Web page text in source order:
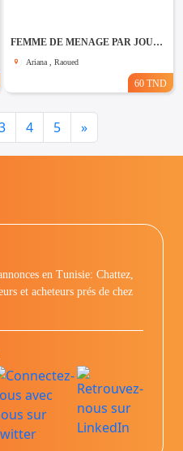
FEMME DE MENAGE PAR JOUR A RAOURD
Ariana , Raoued
60 TND
4 5 »Next
en Tunisie: Chattez,
et acheteurs prés de chez